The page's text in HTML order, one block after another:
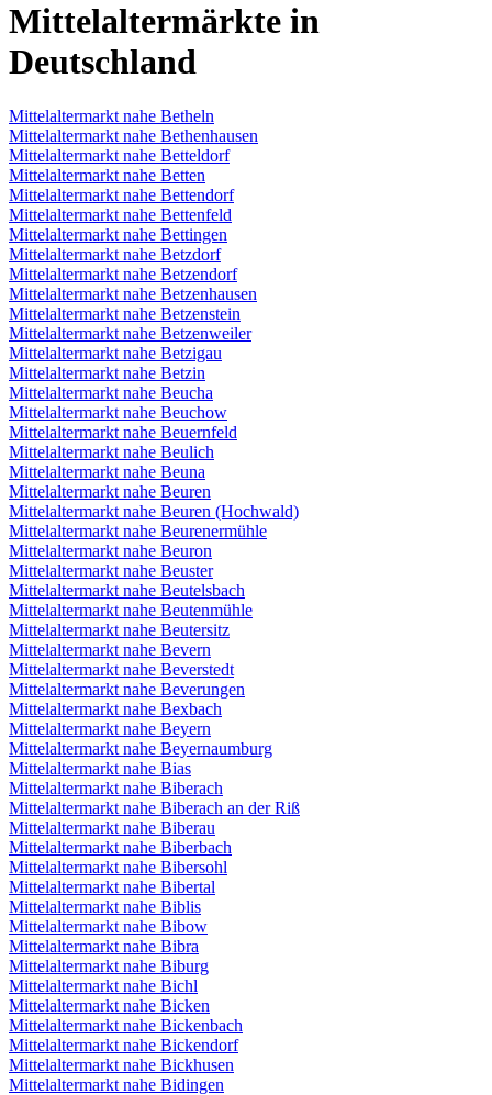
Mittelaltermärkte in
Deutschland
Mittelaltermarkt nahe Betheln
Mittelaltermarkt nahe Bethenhausen
Mittelaltermarkt nahe Betteldorf
Mittelaltermarkt nahe Betten
Mittelaltermarkt nahe Bettendorf
Mittelaltermarkt nahe Bettenfeld
Mittelaltermarkt nahe Bettingen
Mittelaltermarkt nahe Betzdorf
Mittelaltermarkt nahe Betzendorf
Mittelaltermarkt nahe Betzenhausen
Mittelaltermarkt nahe Betzenstein
Mittelaltermarkt nahe Betzenweiler
Mittelaltermarkt nahe Betzigau
Mittelaltermarkt nahe Betzin
Mittelaltermarkt nahe Beucha
Mittelaltermarkt nahe Beuchow
Mittelaltermarkt nahe Beuernfeld
Mittelaltermarkt nahe Beulich
Mittelaltermarkt nahe Beuna
Mittelaltermarkt nahe Beuren
Mittelaltermarkt nahe Beuren (Hochwald)
Mittelaltermarkt nahe Beurenermühle
Mittelaltermarkt nahe Beuron
Mittelaltermarkt nahe Beuster
Mittelaltermarkt nahe Beutelsbach
Mittelaltermarkt nahe Beutenmühle
Mittelaltermarkt nahe Beutersitz
Mittelaltermarkt nahe Bevern
Mittelaltermarkt nahe Beverstedt
Mittelaltermarkt nahe Beverungen
Mittelaltermarkt nahe Bexbach
Mittelaltermarkt nahe Beyern
Mittelaltermarkt nahe Beyernaumburg
Mittelaltermarkt nahe Bias
Mittelaltermarkt nahe Biberach
Mittelaltermarkt nahe Biberach an der Riß
Mittelaltermarkt nahe Biberau
Mittelaltermarkt nahe Biberbach
Mittelaltermarkt nahe Bibersohl
Mittelaltermarkt nahe Bibertal
Mittelaltermarkt nahe Biblis
Mittelaltermarkt nahe Bibow
Mittelaltermarkt nahe Bibra
Mittelaltermarkt nahe Biburg
Mittelaltermarkt nahe Bichl
Mittelaltermarkt nahe Bicken
Mittelaltermarkt nahe Bickenbach
Mittelaltermarkt nahe Bickendorf
Mittelaltermarkt nahe Bickhusen
Mittelaltermarkt nahe Bidingen